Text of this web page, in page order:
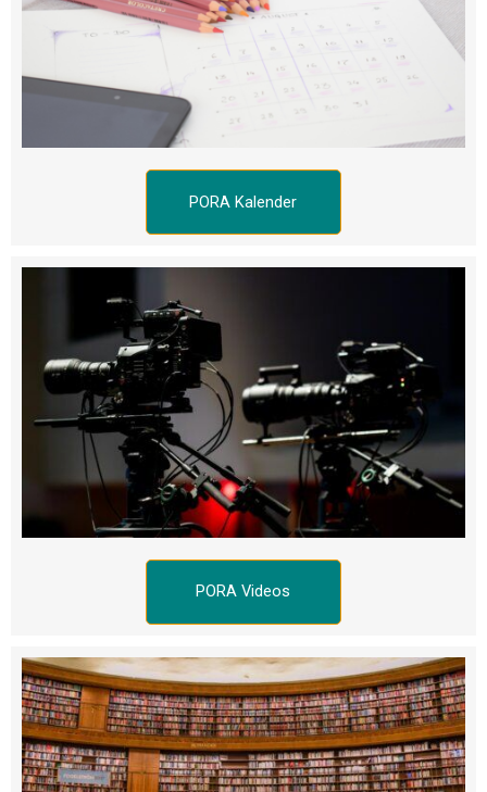
PORA Kalender
PORA Videos